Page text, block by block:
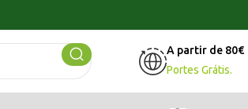
A partir de 80€
Portes Grátis.